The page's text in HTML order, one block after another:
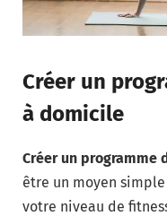
Créer un
à domicile
Créer un programme
être un moyen
votre niveau de